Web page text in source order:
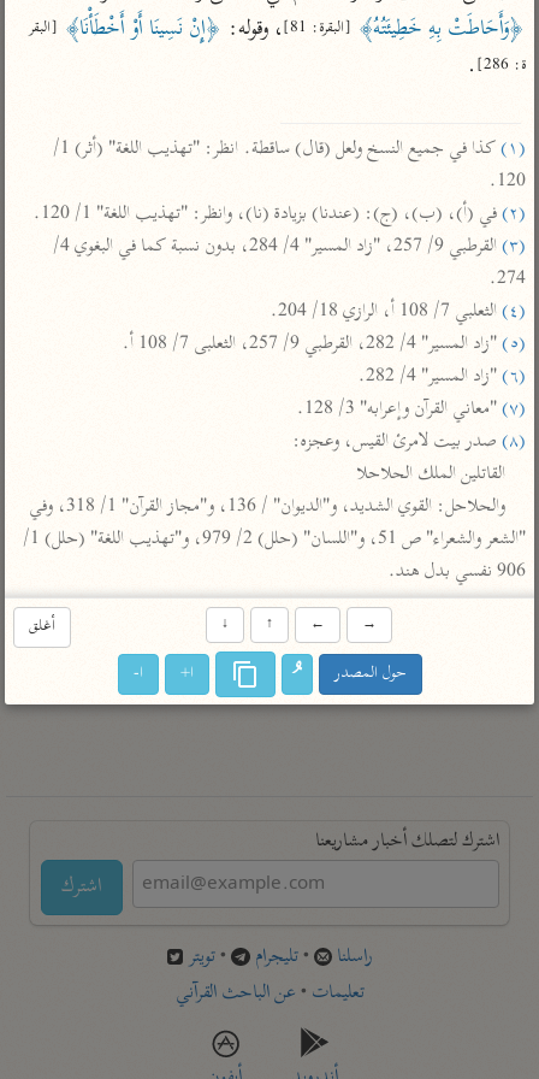
جمع الأقوال
تفسير ابن الجوزي
منتقاة
تفسير ابن القيم
تفسير ابن تيمية
عامّة
تفسير السمعاني
تفسير مكّي
محاسن التأويل
للقاسمي
تفسير الثعالبي
تفسير السمرقندي
تفسير الثعلبي
تفسير الرازي
أخرى
أضواء البيان
نظم الدرر للبقاعي
لغة وبلاغة
التحرير والتنوير
البحر المحيط لأبي
البسيط للواحدي
تفسير أبي السعود
الكشاف للزمخشري
تفسير ابن عثيمين
مركَّزة العبارة
تفسير الجلالين
جامع البيان للإيجي
تفسير البيضاوي
الوجيز للواحدي
موسوعة التفسير
المأثور
الدر المنثور
تفسير ابن أبي حاتم
تفسير مقاتل
تفسير قتادة
اشترك لتصلك أخبار مشاريعنا
اشترك
راسلنا •تليجرام •تويتر
تعليمات •عن الباحث القرآني
﴿وَأَحَاطَتْ بِهِ خَطِيئَتُهُ﴾ [البقرة: 81] ، وقوله: ﴿إِنْ نَسِينَا أَوْ أَخْطَأْنَا﴾
[البقر
ة: 286]
.
(١)
120.
(٢)
في (أ)، (ب)، (ج): (عندنا) بزيادة (نا)، وانظر: "تهذيب اللغة" 1/ 120.
(٣)
274.
(٤)
الثعلبي 7/ 108 أ، الرازي 18/ 204.
(٥)
"زاد المسير" 4/ 282، القرطبي 9/ 257، الثعلبى 7/ 108 أ.
(٦)
"زاد المسير" 4/ 282.
(٧)
"معاني القرآن وإعرابه" 3/ 128.
(٨)
صدر بيت لامرئ القيس، وعجزه:
القاتلين الملك الحلاحلا
906 نفسي بدل هند.
أغلق →
←
↑
↓
حول المصدر ا+ ا-